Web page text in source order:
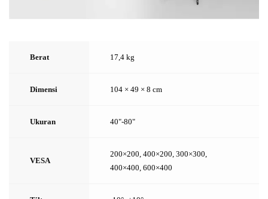
Berat 17,4 kg
Dimensi 104 × 49 × 8 cm
Ukuran 40"-80"
VESA
200×200, 400×200, 300×300,
400×400, 600×400